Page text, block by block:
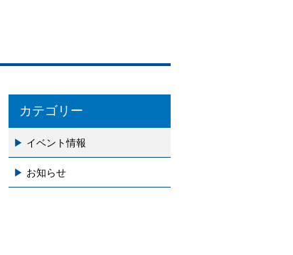
カテゴリー
イベント情報
お知らせ